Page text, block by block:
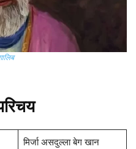
मिर्जा असदुल्ला बेग खान